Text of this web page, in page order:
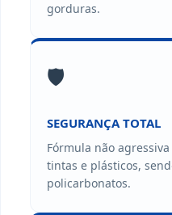
gorduras.
🛡️
SEGURANÇA TOTAL
Fórmula não
tintas e plásticos,
policarbonatos.